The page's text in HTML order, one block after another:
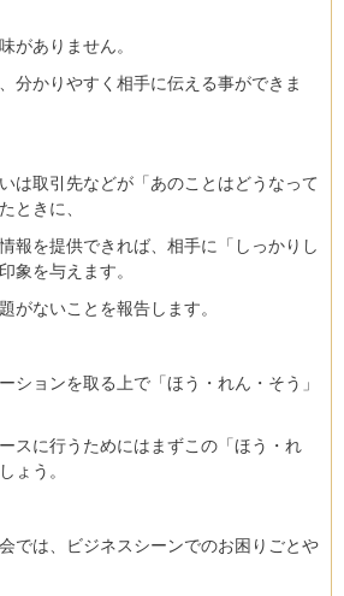
がありません。
分かりやすく相手に伝える事ができま
は取引先などが「あのことはどうなって
ときに、
報を提供できれば、相手に「しっかりし
象を与えます。
がないことを報告します。
ションを取る上で「ほう・れん・そう」
スに行うためにはまずこの「ほう・れ
ょう。
では、ビジネスシーンでのお困りごとや